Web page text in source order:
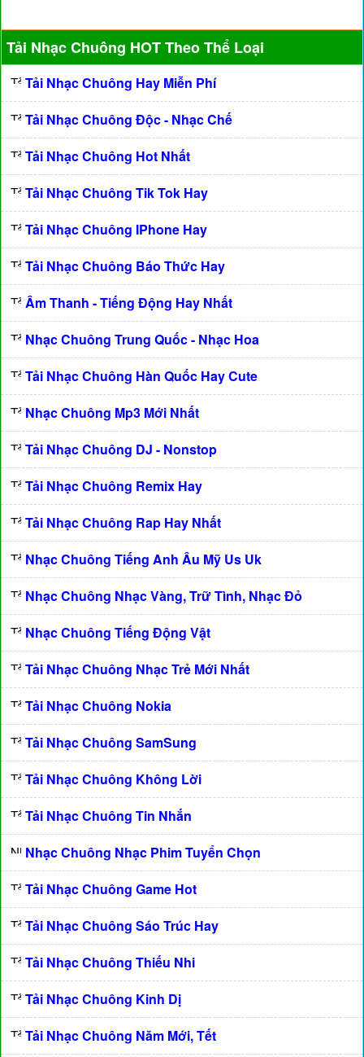
Tải Nhạc Chuông HOT Theo Thể Loại
Tải Nhạc Chuông Hay Miễn Phí
Tải Nhạc Chuông Độc - Nhạc Chế
Tải Nhạc Chuông Hot Nhất
Tải Nhạc Chuông Tik Tok Hay
Tải Nhạc Chuông IPhone Hay
Tải Nhạc Chuông Báo Thức Hay
Âm Thanh - Tiếng Động Hay Nhất
Nhạc Chuông Trung Quốc - Nhạc Hoa
Tải Nhạc Chuông Hàn Quốc Hay Cute
Nhạc Chuông Mp3 Mới Nhất
Tải Nhạc Chuông DJ - Nonstop
Tải Nhạc Chuông Remix Hay
Tải Nhạc Chuông Rap Hay Nhất
Nhạc Chuông Tiếng Anh Âu Mỹ Us Uk
Nhạc Chuông Nhạc Vàng, Trữ Tình, Nhạc Đỏ
Nhạc Chuông Tiếng Động Vật
Tải Nhạc Chuông Nhạc Trẻ Mới Nhất
Tải Nhạc Chuông Nokia
Tải Nhạc Chuông SamSung
Tải Nhạc Chuông Không Lời
Tải Nhạc Chuông Tin Nhắn
Nhạc Chuông Nhạc Phim Tuyển Chọn
Tải Nhạc Chuông Game Hot
Tải Nhạc Chuông Sáo Trúc Hay
Tải Nhạc Chuông Thiếu Nhi
Tải Nhạc Chuông Kinh Dị
Tải Nhạc Chuông Năm Mới, Tết